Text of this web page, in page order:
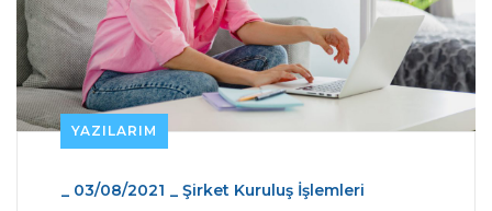
YAZILARIM
_ 03/08/2021 _ Şirket Kuruluş İşlemleri